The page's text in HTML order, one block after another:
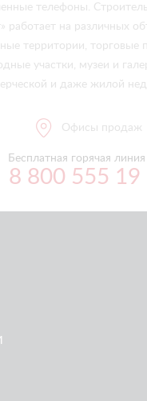
телефоны.
работает на различных
территории, торговые
участки, музеи и
и даже жилой
Офисы продаж
Бесплатная горячая
8 800 555 19